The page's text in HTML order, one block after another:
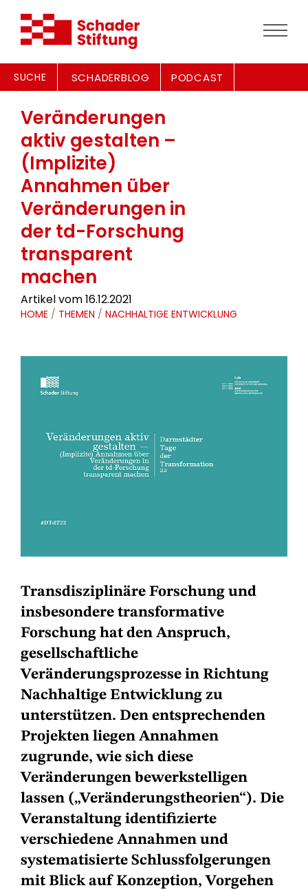
SUCHE SCHADERBLOG PODCAST
Veränderungen
aktiv gestalten –
(Implizite)
Annahmen über
Veränderungen in
der td-Forschung
transparent
machen
Artikel vom 16.12.2021
HOME / THEMEN / NACHHALTIGE ENTWICKLUNG
Transdisziplinäre Forschung und
insbesondere transformative
Forschung hat den Anspruch,
gesellschaftliche
Veränderungsprozesse in Richtung
Nachhaltige Entwicklung zu
unterstützen. Den entsprechenden
Projekten liegen Annahmen
zugrunde, wie sich diese
Veränderungen bewerkstelligen
lassen („Veränderungstheorien“). Die
Veranstaltung identifizierte
verschiedene Annahmen und
systematisierte Schlussfolgerungen
mit Blick auf Konzeption, Vorgehen